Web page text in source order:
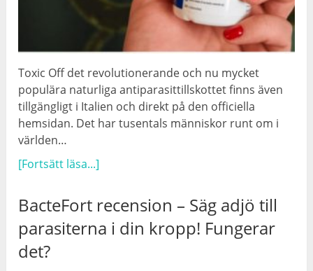
Toxic Off det revolutionerande och nu mycket
populära naturliga antiparasittillskottet finns även
tillgängligt i Italien och direkt på den officiella
hemsidan. Det har tusentals människor runt om i
världen…
[Fortsätt läsa...]
BacteFort recension – Säg adjö till
parasiterna i din kropp! Fungerar
det?